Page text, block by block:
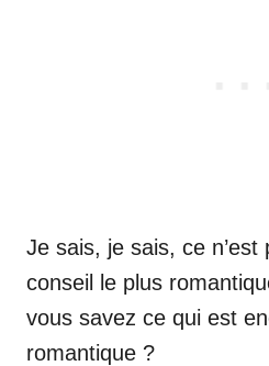
Je sais, je sais, ce n’est
conseil le plus
vous savez ce qui est
romantique ?